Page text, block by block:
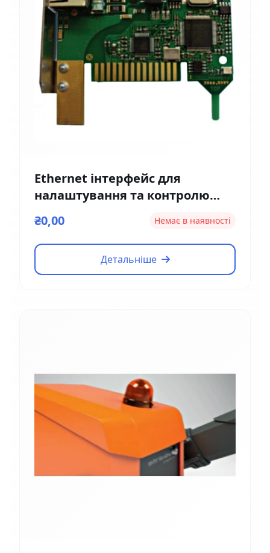
Ethernet інтерфейс для
налаштування та контролю
₴0,00 Немає в наявності
Детальніше